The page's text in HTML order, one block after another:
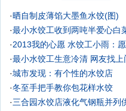
·晒自制皮薄馅大墨鱼水饺(图)
·最小水饺工收到两吨半爱心白
·2013我的心愿 水饺工小雨：
·最小水饺工生意冷清 网友找
·城市发现：有个性的水饺店
·冬至手把手教你包花样水饺
·三合园水饺店液化气钢瓶并列